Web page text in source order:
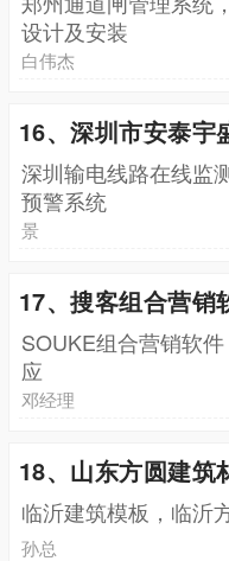
设计及安装
白伟杰
16、深圳市安泰宇
深圳输电线路在线监
预警系统
景
17、搜客组合营销
SOUKE组合营销软
应
邓经理
18、山东方圆建筑
临沂建筑模板，临沂
孙总